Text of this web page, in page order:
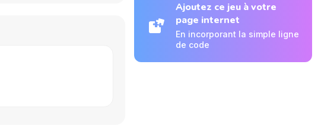
Ajoutez ce jeu à votre
page internet
En incorporant la simple ligne
de code